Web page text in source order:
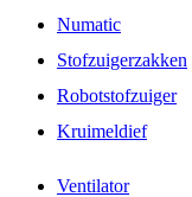
Numatic
Stofzuigerzakken
Robotstofzuiger
Kruimeldief
Ventilator